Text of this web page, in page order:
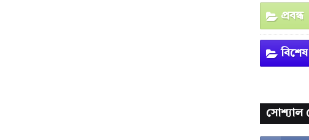
প্রবন্ধ
সোশ্যাল